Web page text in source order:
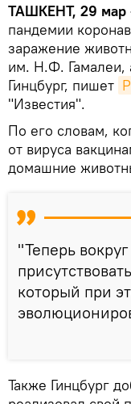
ТАШКЕНТ, 29 мар
пандемии
заражение
им. Н.Ф. Гамалеи,
Гинцбург, пишет
"Известия".
По его словам,
от вируса
домашние
"Теперь
который при
Также Гинцбург